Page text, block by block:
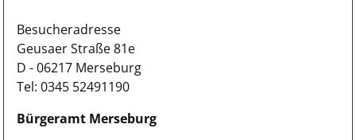
Besucheradresse
Geusaer Straße 81e
D - 06217 Merseburg
Tel: 0345 52491190
Bürgeramt Merseburg